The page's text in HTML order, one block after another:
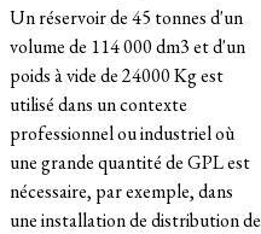
Un réservoir de 45 tonnes d'un
volume de 114 000 dm3 et d'un
poids à vide de 24000 Kg est
utilisé dans un contexte
professionnel ou industriel où
une grande quantité de GPL est
nécessaire, par exemple, dans
une installation de distribution de